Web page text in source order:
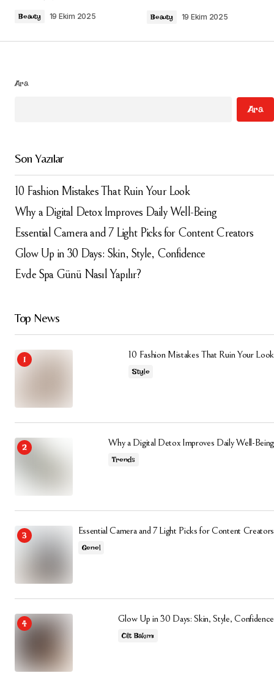
Daha sonraki yorumlarımda kullanılması için adım, e-
kaydedilsin.
Submit Comment
Beauty 19 Ekim 2025 Beauty 19 Ekim 2025
Ara
Ara
Son Yazılar
10 Fashion Mistakes That Ruin Your Look
Why a Digital Detox Improves Daily Well-Being
Essential Camera and 7 Light Picks for Content Creators
Glow Up in 30 Days: Skin, Style, Confidence
Evde Spa Günü Nasıl Yapılır?
Top News
10 Fashion Mistakes That Ruin Your Look
Style
Why a Digital Detox Improves Daily Well-Being
Trends
Essential Camera and 7 Light Picks for Content Creators
Genel
Glow Up in 30 Days: Skin, Style, Confidence
Cilt Bakımı